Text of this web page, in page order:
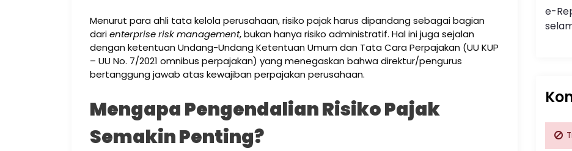
Menurut para ahli tata kelola perusahaan, risiko pajak harus dipandang sebagai bagian
darienterprise risk management, bukan hanya risiko administratif. Hal ini juga sejalan
dengan ketentuan Undang-Undang Ketentuan Umum dan Tata Cara Perpajakan (UU KUP
– UU No. 7/2021 omnibus perpajakan) yang menegaskan bahwa direktur/pengurus
bertanggung jawab atas kewajiban perpajakan perusahaan.
Mengapa Pengendalian Risiko Pajak
Semakin Penting?
e-